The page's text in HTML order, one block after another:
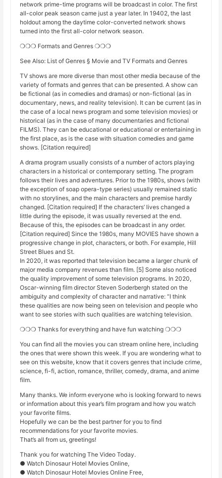
network prime-time programs will be broadcast in color. The first
all-color peak season came just a year later. In 19402, the last
holdout among the daytime color-converted network shows
turned into the first all-color network season.
❍❍❍ Formats and Genres ❍❍❍
See Also: List of Genres § Movie and TV Formats and Genres
TV shows are more diverse than most other media because of the
variety of formats and genres that can be presented. A show can
be fictional (as in comedies and dramas) or non-fictional (as in
documentary, news, and reality television). It can be current (as in
the case of a local news program and some television movies) or
historical (as in the case of many documentaries and fictional
FILMS). They can be educational or educational or entertaining in
the first place, as is the case with situation comedies and game
shows. [Citation required]
A drama program usually consists of a number of actors playing
characters in a historical or contemporary setting. The program
follows their lives and adventures. Prior to the 1980s, shows (with
the exception of soap opera-type series) usually remained static
with no storylines, and the main characters and premise hardly
changed. [Citation required] If the characters’ lives changed a
little during the episode, it was usually reversed at the end.
Because of this, the episodes can be broadcast in any order.
[Citation required] Since the 1980s, many MOVIES have shown a
progressive change in plot, characters, or both. For example, Hill
Street Blues and St.
In 2020, it was reported that television became a larger chunk of
major media company revenues than film. [5] Some also noticed
the quality improvement of some television programs. In 2020,
Oscar-winning film director Steven Soderbergh stated on the
ambiguity and complexity of character and narrative: “I think
these qualities are now being seen on television and people who
want to see stories with such qualities are watching television.
❍❍❍ Thanks for everything and have fun watching ❍❍❍
You can find all the movies you can stream online here, including
the ones that were shown this week. If you are wondering what to
see on this website, know that it covers genres that include crime,
science, fi-fi, action, romance, thriller, comedy, drama, and anime
film.
Many thanks. We inform everyone who is looking forward to news
or information about this year’s film program and how you watch
your favorite films.
Hopefully we can be the best partner for you to find
recommendations for your favorite movies.
That’s all from us, greetings!
Thank you for watching The Video Today.
● Watch Dinosaur Hotel Movies Online,
● Watch Dinosaur Hotel Movies Online Free,